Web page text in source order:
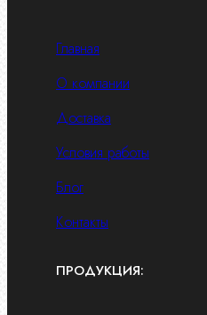
Главная
О компании
Доставка
Условия работы
Блог
Контакты
ПРОДУКЦИЯ: